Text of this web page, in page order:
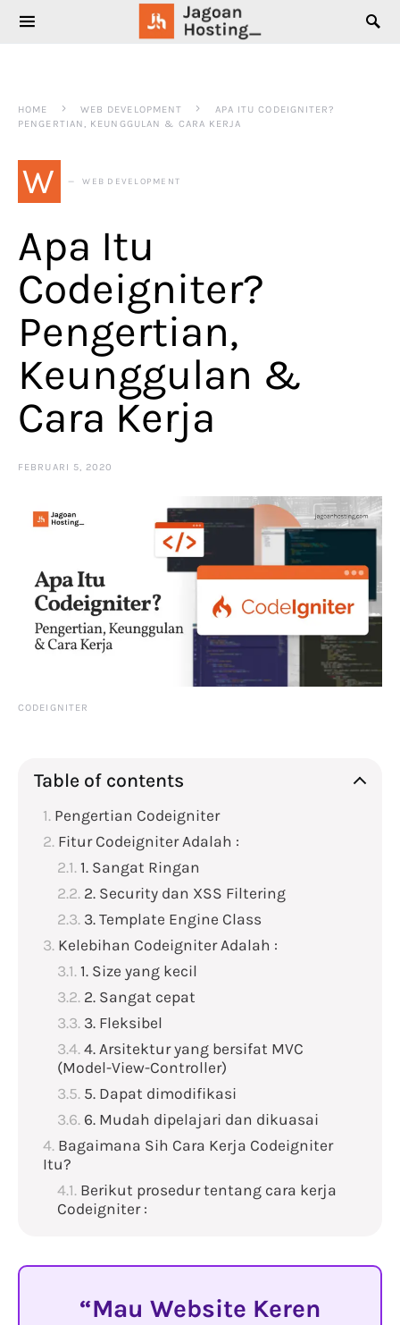
SEARCH FOR:
HOME WEB DEVELOPMENT
APA ITU CODEIGNITER?
PENGERTIAN, KEUNGGULAN & CARA KERJA
W WEB DEVELOPMENT
Apa Itu
Codeigniter?
Pengertian,
Keunggulan &
Cara Kerja
FEBRUARI 5, 2020
CODEIGNITER
Table of contents
Pengertian Codeigniter
Fitur Codeigniter Adalah :
1. Sangat Ringan
2. Security dan XSS Filtering
3. Template Engine Class
Kelebihan Codeigniter Adalah :
1. Size yang kecil
2. Sangat cepat
3. Fleksibel
4. Arsitektur yang bersifat MVC
(Model-View-Controller)
5. Dapat dimodifikasi
6. Mudah dipelajari dan dikuasai
Bagaimana Sih Cara Kerja Codeigniter
Itu?
Berikut prosedur tentang cara kerja
Codeigniter :
Mau Website Keren